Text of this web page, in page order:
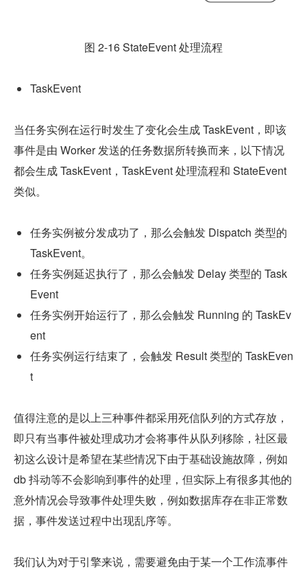
图 2-16 StateEvent 处理流程
TaskEvent
当任务实例在运行时发生了变化会生成 TaskEvent，即该
事件是由 Worker 发送的任务数据所转换而来，以下情况
都会生成 TaskEvent，TaskEvent 处理流程和 StateEvent
类似。
任务实例被分发成功了，那么会触发 Dispatch 类型的
TaskEvent。
任务实例延迟执行了，那么会触发 Delay 类型的 Task
Event
任务实例开始运行了，那么会触发 Running 的 TaskEv
ent
任务实例运行结束了，会触发 Result 类型的 TaskEven
t
值得注意的是以上三种事件都采用死信队列的方式存放，
即只有当事件被处理成功才会将事件从队列移除，社区最
初这么设计是希望在某些情况下由于基础设施故障，例如
db 抖动等不会影响到事件的处理，但实际上有很多其他的
意外情况会导致事件处理失败，例如数据库存在非正常数
据，事件发送过程中出现乱序等。
我们认为对于引擎来说，需要避免由于某一个工作流事件